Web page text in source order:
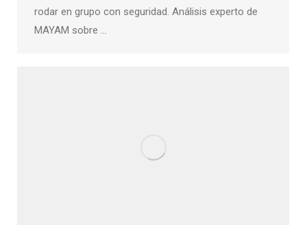
rodar en grupo con seguridad. Análisis experto de
MAYAM sobre …